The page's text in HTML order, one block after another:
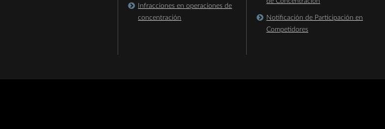
Infracciones en operaciones de
concentración
Notificación de Participación en
Competidores